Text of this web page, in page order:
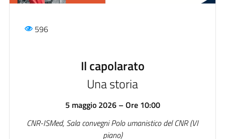
596
Il capolarato
Una storia
5 maggio 2026 – Ore 10:00
CNR-ISMed, Sala convegni Polo umanistico del CNR(VI
piano)